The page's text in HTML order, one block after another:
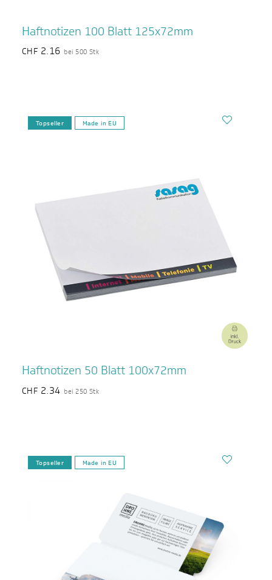
Haftnotizen 100 Blatt 125x72mm
CHF 2.16 bei 500 Stk
Topseller Made in EU
Haftnotizen 50 Blatt 100x72mm
CHF 2.34 bei 250 Stk
Topseller Made in EU